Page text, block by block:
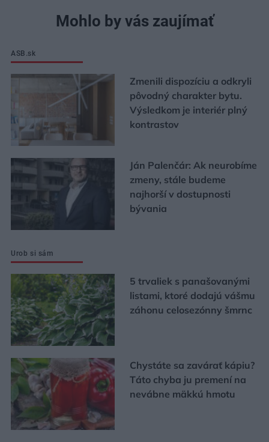
Mohlo by vás zaujímať
ASB.sk
Zmenili dispozíciu a odkryli
pôvodný charakter bytu.
Výsledkom je interiér plný
kontrastov
Ján Palenčár: Ak neurobíme
zmeny, stále budeme
najhorší v dostupnosti
bývania
Urob si sám
5 trvaliek s panašovanými
listami, ktoré dodajú vášmu
záhonu celosezónny šmrnc
Chystáte sa zavárať kápiu?
Táto chyba ju premení na
nevábne mäkkú hmotu